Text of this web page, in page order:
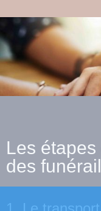
Les étapes
des